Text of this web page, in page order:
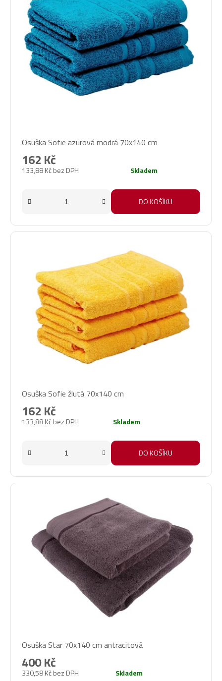
hodnocení
produktu
je
Osuška Sofie azurová modrá 70x140 cm
133,88 Kč bez DPH
162 Kč
Skladem
DO KOŠÍKU
Osuška Sofie žlutá 70x140 cm
133,88 Kč bez DPH
162 Kč
Skladem
DO KOŠÍKU
Osuška Star 70x140 cm antracitová
330,58 Kč bez DPH
400 Kč
Skladem